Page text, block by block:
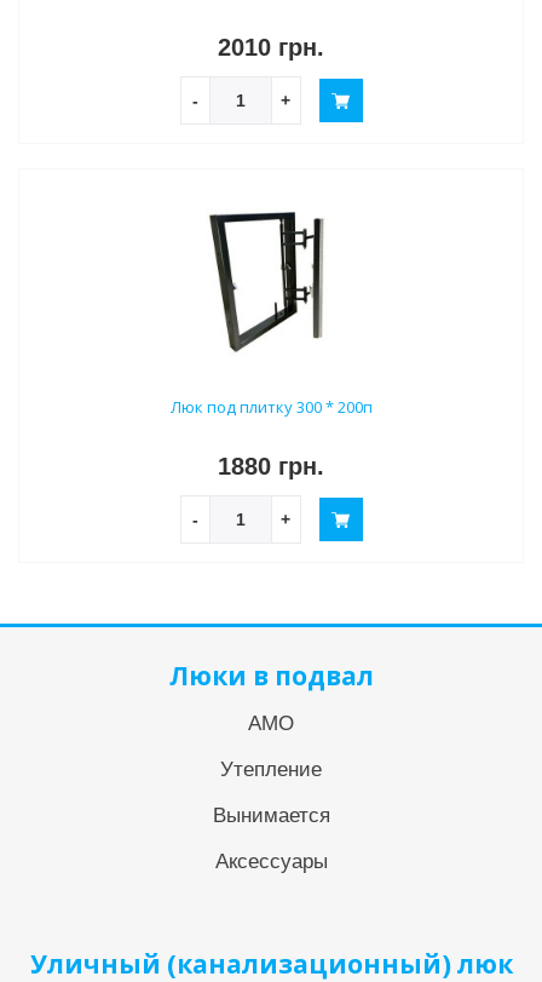
2010 грн.
- +
Люк под плитку 300 * 200п
1880 грн.
- +
Люки в подвал
АМО
Утепление
Вынимается
Аксессуары
Уличный (канализационный) люк